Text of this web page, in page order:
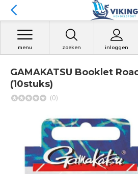
zoeken inloggen
menu
GAMAKATSU Booklet
(10stuks)
(0)